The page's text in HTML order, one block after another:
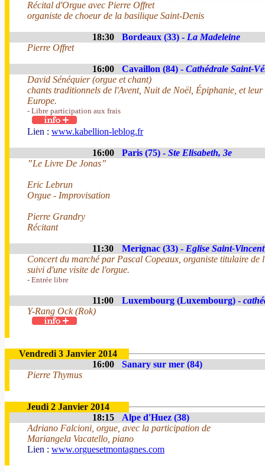
Récital d'Orgue avec Pierre Offret
organiste de choeur de la basilique Saint-Denis
18:30 Bordeaux (33) - La Madeleine
Pierre Offret
16:00 Cavaillon (84) - Cathédrale Saint-
David Sénéquier (orgue et chant)
chants traditionnels de l'Avent, Nuit de Noël, Épiphanie, et
Europe.
- Libre participation aux frais
Lien : www.kabellion-leblog.fr
16:00 Paris (75) - Ste Elisabeth, 3e
”Le Livre De Jonas”
Eric Lebrun
Orgue - Improvisation
Pierre Grandry
Récitant
11:30 Merignac (33) - Eglise Saint-Vincent
Concert du marché par Pascal Copeaux, organiste titulaire de
suivi d'une visite de l'orgue.
- Entrée libre
11:00 Luxembourg (Luxembourg) -
Y-Rang Ock (Rok)
Vendredi 3 Janvier 2014
16:00
Sanary sur mer (84)
Pierre Thymus
Jeudi 2 Janvier 2014
18:15
Alpe d'Huez (38)
Adriano Falcioni, orgue, avec la participation de
Mariangela Vacatello, piano
Lien : www.orguesetmontagnes.com